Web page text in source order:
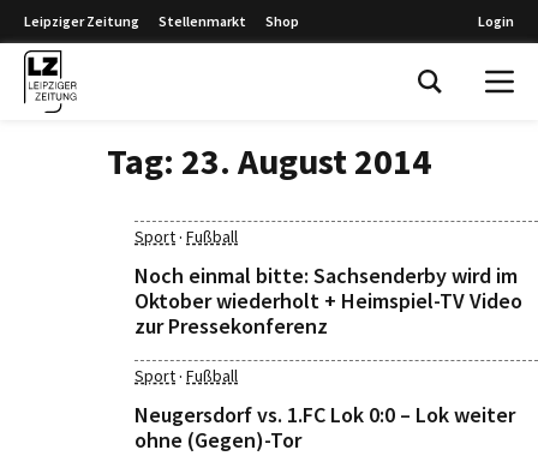
Leipziger Zeitung Stellenmarkt Shop Login
Tag: 23. August 2014
Sport· Fußball
Noch einmal bitte: Sachsenderby wird im
Oktober wiederholt + Heimspiel-TV Video
zur Pressekonferenz
Sport· Fußball
Neugersdorf vs. 1.FC Lok 0:0 – Lok weiter
ohne (Gegen)-Tor